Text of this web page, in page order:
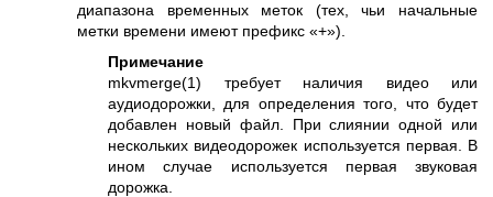
диапазона временных меток (тех, чьи начальные
метки времени имеют префикс «+»).
Примечание
mkvmerge(1) требует наличия видео или
аудиодорожки, для определения того, что будет
добавлен новый файл. При слиянии одной или
нескольких видеодорожек используется первая. В
ином случае используется первая звуковая
дорожка.